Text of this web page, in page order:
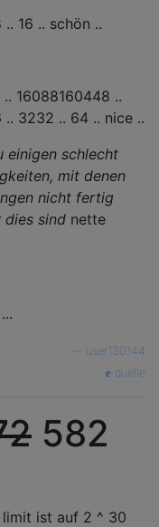
16 .. schön ..
16088160448 ..
.. 3232 .. 64 .. nice ..
einigen schlecht
mit denen
nicht fertig
dies sind nette
user130144
quelle
582
ist auf 2 ^ 30